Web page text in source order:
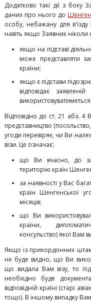
Додатково такі дії з боку
даних про нього до
особу, небажану для
навіть якщо Заявник ніколи
якщо на підставі
може представляти
країни;
якщо є підстави
відповідає
Відповідно до ст. 21 абз. 4
представництво
угоди перевіряє, чи Ви
візи. Це означає:
що Ви вчасно, до
територію країн
за наявності у Вас
країн Шенгенської
місяців;
що Ви
країни,
консульство) якої Вам
Якщо із прикордонних
не буде видно, що Ви
що видала Вам візу, то
необхідно буде
відповідній країні (старі
тощо). В іншому випадку Вам